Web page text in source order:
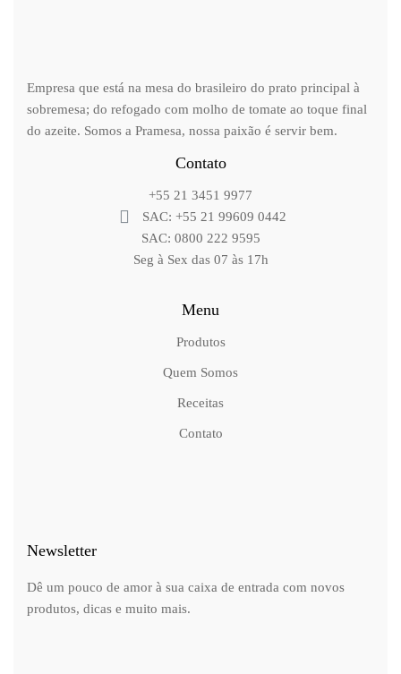
Empresa que está na mesa do brasileiro do prato principal à
sobremesa; do refogado com molho de tomate ao toque final
do azeite. Somos a Pramesa, nossa paixão é servir bem.
Contato
+55 21 3451 9977
SAC: +55 21 99609 0442
SAC: 0800 222 9595
Seg à Sex das 07 às 17h
Menu
Produtos
Quem Somos
Receitas
Contato
Newsletter
Dê um pouco de amor à sua caixa de entrada com novos
produtos, dicas e muito mais.